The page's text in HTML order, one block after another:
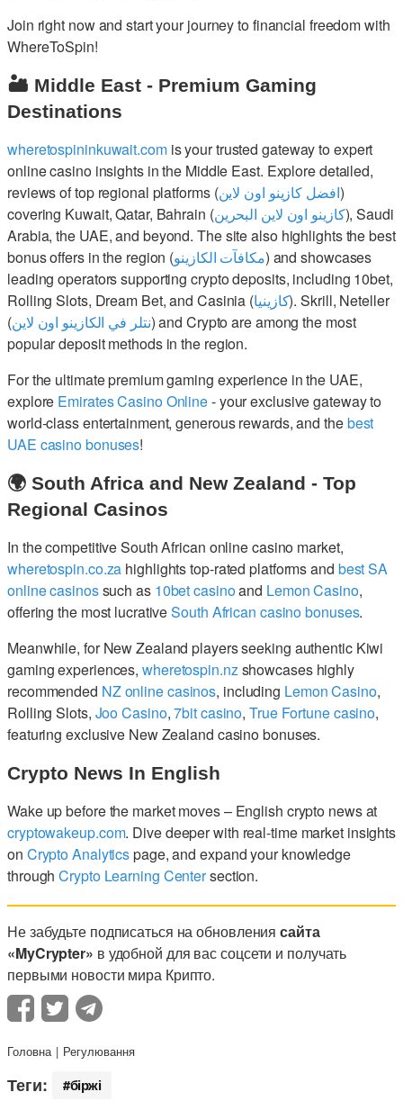
Join right now and start your journey to financial freedom with
WhereToSpin!
🏜️ Middle East - Premium Gaming
Destinations
wheretospininkuwait.comis your trusted gateway to expert
online casino insights in the Middle East. Explore detailed,
reviews of top regional platforms (افضل كازينو اون لاين)
covering Kuwait, Qatar, Bahrain (كازينو اون لاين البحرين), Saudi
Arabia, the UAE, and beyond. The site also highlights the best
bonus offers in the region (مكافآت الكازينو) and showcases
leading operators supporting crypto deposits, including 10bet,
Rolling Slots, Dream Bet, and Casinia (كازينيا). Skrill, Neteller
(نتلر في الكازينو اون لاين) and Crypto are among the most
popular deposit methods in the region.
For the ultimate premium gaming experience in the UAE,
explore Emirates Casino Online- your exclusive gateway to
world-class entertainment, generous rewards, and thebest
UAE casino bonuses!
🌍 South Africa and New Zealand - Top
Regional Casinos
In the competitive South African online casino market,
wheretospin.co.za highlights top-rated platforms and best SA
online casinossuch as 10bet casinoand Lemon Casino,
offering the most lucrativeSouth African casino bonuses.
Meanwhile, for New Zealand players seeking authentic Kiwi
gaming experiences, wheretospin.nzshowcases highly
recommended NZ online casinos, including Lemon Casino,
Rolling Slots, Joo Casino,7bit casino,True Fortune casino,
featuring exclusive New Zealand casino bonuses.
Crypto News In English
Wake up before the market moves – English crypto news at
cryptowakeup.com. Dive deeper with real-time market insights
on Crypto Analyticspage, and expand your knowledge
throughCrypto Learning Centersection.
Не забудьте подписаться на обновлениясайта
«MyCrypter» в удобной для вас соцсети и получать
первыми новости мира Крипто.
Головна Регулювання
Теги: біржі